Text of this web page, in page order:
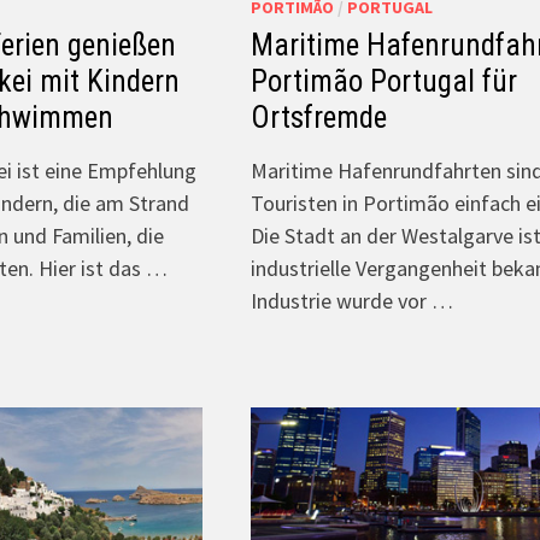
genießen
mit Kindern
ist eine Empfehlung
die am Strand
und Familien, die
Hier ist das …
PORTIMÃO / PORTUGAL
Maritime
Portimão Portugal für
Ortsfremde
Maritime Hafenrundfahrten
Touristen in Portimão einfach
Die Stadt an der Westalgarve
industrielle Vergangenheit
Industrie wurde vor …